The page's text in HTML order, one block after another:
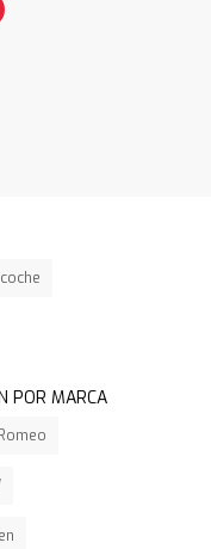
POR MARCA